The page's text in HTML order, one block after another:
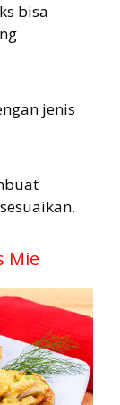
bisa
jenis
Mie